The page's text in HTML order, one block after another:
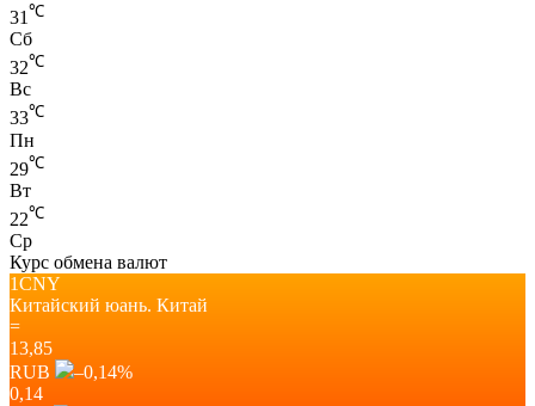
31 ℃
Сб
32℃
Вс
33℃
Пн
29℃
Вт
22℃
Ср
Курс обмена валют
1CNY
Китайский юань. Китай
=
13,85
RUB
–0,14%
0,14